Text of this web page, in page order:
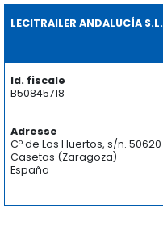
LECITRAILER ANDALUCÍA S.L.
Id. fiscale
B50845718
Adresse
Cº de Los Huertos, s/n. 50620
Casetas (Zaragoza)
España